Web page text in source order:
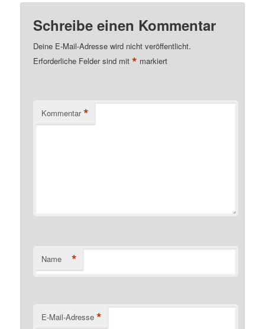
Schreibe einen Kommentar
Deine E-Mail-Adresse wird nicht veröffentlicht.
Erforderliche Felder sind mit* markiert
Kommentar *
Name *
E-Mail-Adresse *